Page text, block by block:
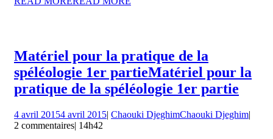
Matériel pour la pratique de la
spéléologie 1er partieMatériel pour la
pratique de la spéléologie 1er partie
4 avril 20154 avril 2015| Chaouki DjeghimChaouki Djeghim|
2 commentaires| 14h42